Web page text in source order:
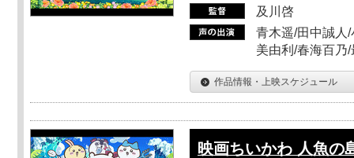
及川啓
青木遥/田中誠人
美由利/春海百乃
作品情報・上映スケジュール
映画ちいかわ 人魚の